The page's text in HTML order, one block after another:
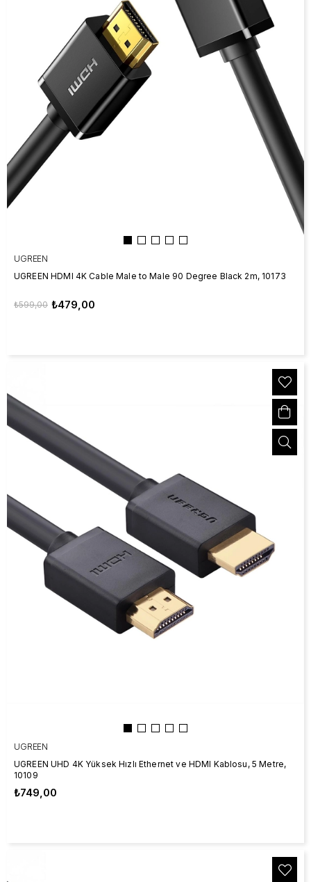
UGREEN
UGREEN HDMI 4K Cable Male to Male 90 Degree Black 2m, 10173
₺479,00
₺599,00
UGREEN
UGREEN UHD 4K Yüksek Hızlı Ethernet ve HDMI Kablosu, 5 Metre,
10109
₺749,00